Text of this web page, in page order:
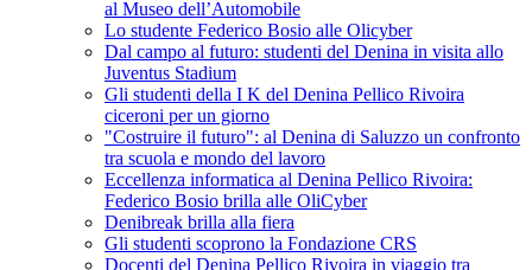
al Museo dell’Automobile
Lo studente Federico Bosio alle Olicyber
Dal campo al futuro: studenti del Denina in visita allo
Juventus Stadium
Gli studenti della I K del Denina Pellico Rivoira
ciceroni per un giorno
"Costruire il futuro": al Denina di Saluzzo un confronto
tra scuola e mondo del lavoro
Eccellenza informatica al Denina Pellico Rivoira:
Federico Bosio brilla alle OliCyber
Denibreak brilla alla fiera
Gli studenti scoprono la Fondazione CRS
Docenti del Denina Pellico Rivoira in viaggio tra